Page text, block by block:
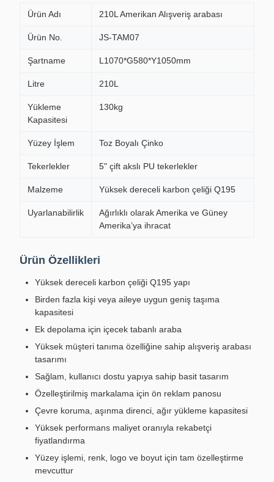
Ürün Adı 210L Amerikan Alışveriş arabası
Ürün No. JS-TAM07
Şartname L1070*G580*Y1050mm
Litre 210L
Yükleme
Kapasitesi
130kg
Yüzey İşlem Toz Boyalı Çinko
Tekerlekler 5" çift akslı PU tekerlekler
Malzeme Yüksek dereceli karbon çeliği Q195
Uyarlanabilirlik
Ağırlıklı olarak Amerika ve Güney
Amerika’ya ihracat
Ürün Özellikleri
Yüksek dereceli karbon çeliği Q195 yapı
Birden fazla kişi veya aileye uygun geniş taşıma
kapasitesi
Ek depolama için içecek tabanlı araba
Yüksek müşteri tanıma özelliğine sahip alışveriş arabası
tasarımı
Sağlam, kullanıcı dostu yapıya sahip basit tasarım
Özelleştirilmiş markalama için ön reklam panosu
Çevre koruma, aşınma direnci, ağır yükleme kapasitesi
Yüksek performans maliyet oranıyla rekabetçi
fiyatlandırma
Yüzey işlemi, renk, logo ve boyut için tam özelleştirme
mevcuttur